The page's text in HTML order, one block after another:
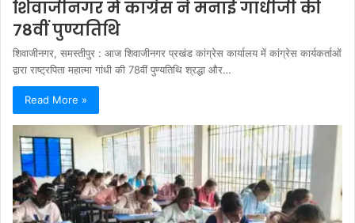
शिवाजीनगर में कांग्रेस ने मनाई गांधीजी की
78वीं पुण्यतिथि
शिवाजीनगर, समस्तीपुर : आज शिवाजीनगर प्रखंड कांग्रेस कार्यालय में कांग्रेस कार्यकर्ताओं
द्वारा राष्ट्रपिता महात्मा गांधी की 78वीं पुण्यतिथि श्रद्धा और…
Read More »